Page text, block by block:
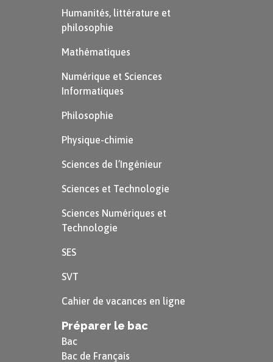
Humanités, littérature et
philosophie
Mathématiques
Numérique et Sciences
Informatiques
Philosophie
Physique-chimie
Sciences de l’Ingénieur
Sciences et Technologie
Sciences Numériques et
Technologie
SES
SVT
Cahier de vacances en ligne
Préparer le bac
Bac
Bac de Français